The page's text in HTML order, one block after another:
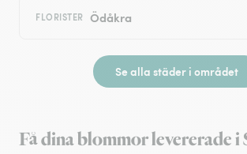
FLORISTER Ödåkra
Se alla städer i området
Få dina blommor levererade i